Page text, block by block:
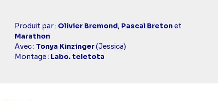
Casting
simba
Produit par : Olivier Bremond, Pascal Bretonet
Marathon
Avec : Tonya Kinzinger(Jessica)
Montage : Labo. teletota